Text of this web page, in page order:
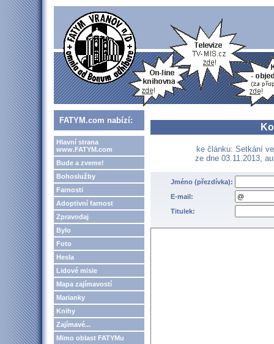
FATYM.com nabízí:
Hlavní strana
www.FATYM.com
Bude a zveme!
Bohoslužby
Farnosti
Adoptivní farnost
Zpravodaj
Bylo
Foto
Hesla
Lidové misie
Mapa zajímavostí
Marianky
Knihy
Zajímavé...
Mimo oblast FATYMu
ke článku: Setkání
ze dne 03.11.2013,
Jméno (přezdívka):
E-mail:
Titulek: